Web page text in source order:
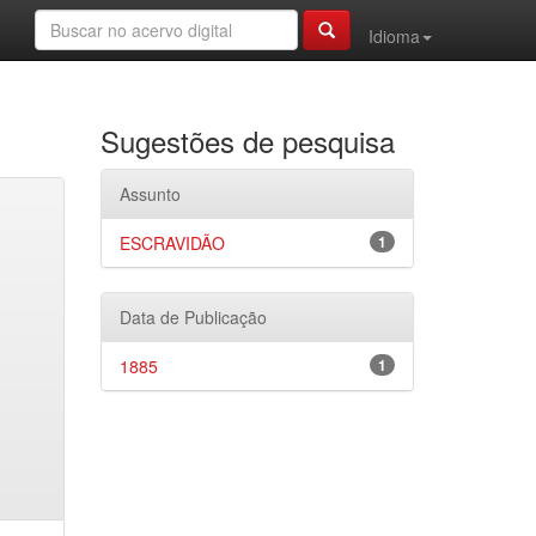
Idioma
Sugestões de pesquisa
Assunto
1
ESCRAVIDÃO
Data de Publicação
1
1885